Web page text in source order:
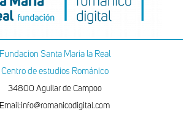
Fundacion Santa Maria la Real
Centro de estudios Románico
34800 Aguilar de Campoo
Email:info@romanicodigital.com